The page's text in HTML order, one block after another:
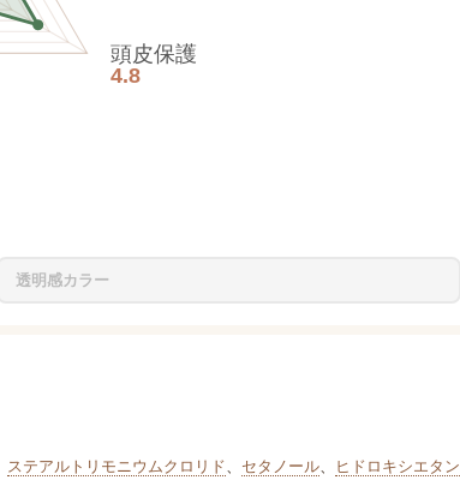
頭皮保護
4.8
透明感カラー
ステアルトリモニウムクロリド、 セタノール、
ヒドロキシエタン